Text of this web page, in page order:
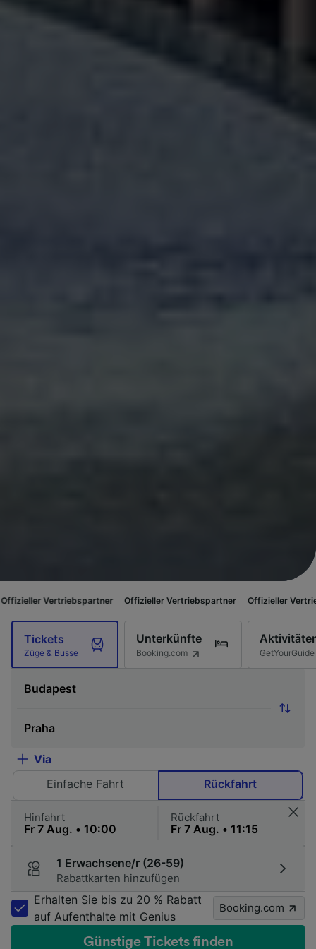
Offizieller Vertriebspartner Offizieller Vertriebspartner
Tickets
Züge & Busse
Unterkünfte
Booking.com GetYourGuide
Via
Einfache Fahrt
Rückfahrt
Hinfahrt Rückfahrt
1 Erwachsene/r (26-59)
Rabattkarten hinzufügen
Erhalten Sie bis zu 20 % Rabatt
auf Aufenthalte mit Genius
Booking.com
Günstige Tickets finden